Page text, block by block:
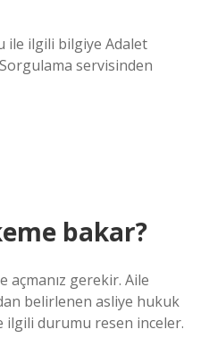
ile ilgili bilgiye Adalet
servisinden
bakar?
açmanız gerekir. Aile
belirlenen asliye hukuk
ilgili durumu resen inceler.